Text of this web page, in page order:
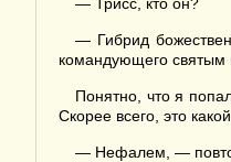
— Гибрид
командующего святым
Понятно, что я
Скорее всего, это
— Нефалем, —